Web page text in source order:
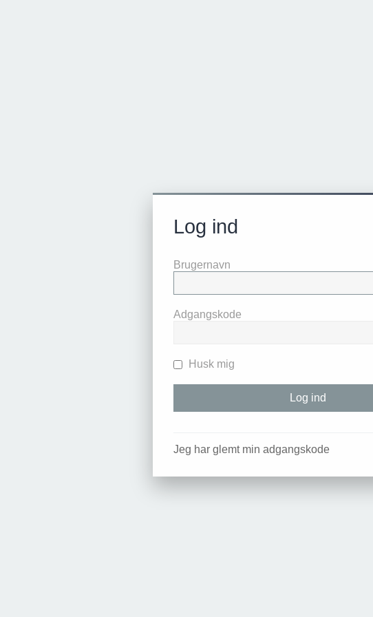
Log ind
Brugernavn
Adgangskode
Husk mig
Jeg har glemt min adgangskode